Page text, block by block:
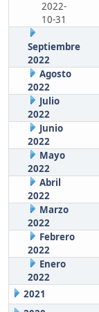
2022-
10-31
Septiembre
2022
Agosto
2022
Julio
2022
Junio
2022
Mayo
2022
Abril
2022
Marzo
2022
Febrero
2022
Enero
2022
2021